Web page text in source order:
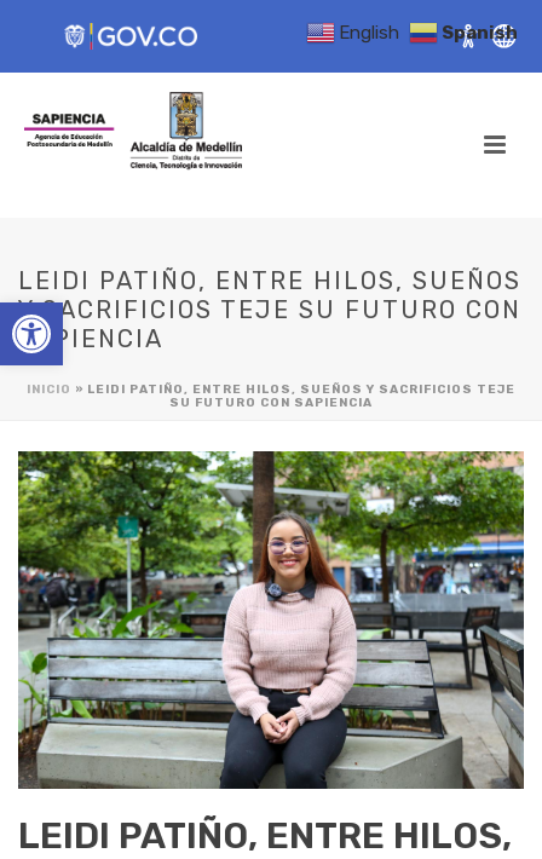
Open toolbar
LEIDI PATIÑO, ENTRE HILOS, SUEÑOS
Y SACRIFICIOS TEJE SU FUTURO CON
SAPIENCIA
INICIO » LEIDI PATIÑO, ENTRE HILOS, SUEÑOS Y SACRIFICIOS TEJE
SU FUTURO CON SAPIENCIA
LEIDI PATIÑO, ENTRE HILOS,
English Spanish